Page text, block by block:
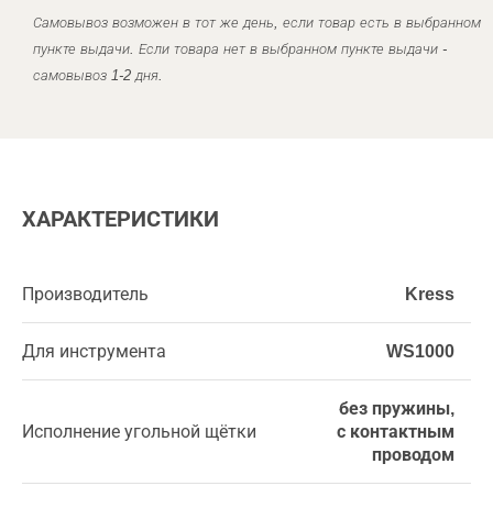
Самовывоз возможен в тот же день, если товар есть в выбранном
пункте выдачи. Если товара нет в выбранном пункте выдачи -
самовывоз 1-2 дня.
ХАРАКТЕРИСТИКИ
Производитель Kress
Для инструмента WS1000
Исполнение угольной щётки
без пружины,
с контактным
проводом